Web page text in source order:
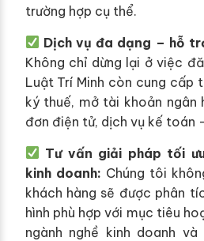
trường hợp cụ thể.
Dịch vụ đa dạng – hỗ
Không chỉ dừng lại ở việc
Luật Trí Minh còn cung cấp
ký thuế, mở tài khoản ngân
đơn điện tử, dịch vụ kế toán
Tư vấn giải pháp tối
kinh doanh: Chúng tôi
khách hàng sẽ được phân
hình phù hợp với mục tiêu
ngành nghề kinh doanh